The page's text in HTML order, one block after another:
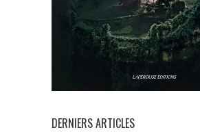
DERNIERS ARTICLES